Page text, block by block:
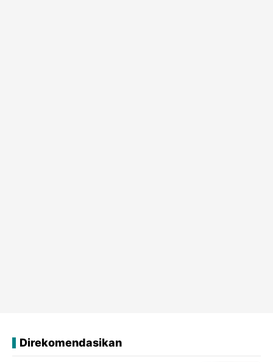
Direkomendasikan